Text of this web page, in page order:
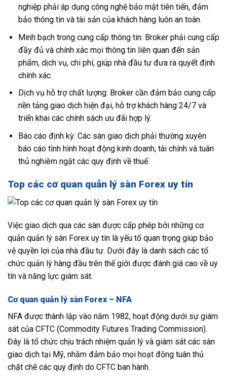
nghiệp phải áp dụng công nghệ bảo mật tiên tiến, đảm
bảo thông tin và tài sản của khách hàng luôn an toàn.
Minh bạch trong cung cấp thông tin: Broker phải cung cấp
đầy đủ và chính xác mọi thông tin liên quan đến sản
phẩm, dịch vụ, chi phí, giúp nhà đầu tư đưa ra quyết định
chính xác.
Dịch vụ hỗ trợ chất lượng: Broker cần đảm bảo cung cấp
nền tảng giao dịch hiện đại, hỗ trợ khách hàng 24/7 và
triển khai các chính sách ưu đãi hợp lý.
Báo cáo định kỳ: Các sàn giao dịch phải thường xuyên
báo cáo tình hình hoạt động kinh doanh, tài chính và tuân
thủ nghiêm ngặt các quy định về thuế.
Top các cơ quan quản lý sàn Forex uy tín
Việc giao dịch qua các sàn được cấp phép bởi những cơ
quản quản lý sàn Forex uy tín là yếu tố quan trọng giúp bảo
vệ quyền lợi của nhà đầu tư. Dưới đây là danh sách các tổ
chức quản lý hàng đầu trên thế giới được đánh giá cao về uy
tín và năng lực giám sát.
Cơ quan quản lý sàn Forex – NFA
NFA được thành lập vào năm 1982, hoạt động dưới sự giám
sát của CFTC (Commodity Futures Trading Commission).
Đây là tổ chức chịu trách nhiệm quản lý và giám sát các sàn
giao dịch tại Mỹ, nhằm đảm bảo mọi hoạt động tuân thủ
chặt chẽ các quy định do CFTC ban hành.